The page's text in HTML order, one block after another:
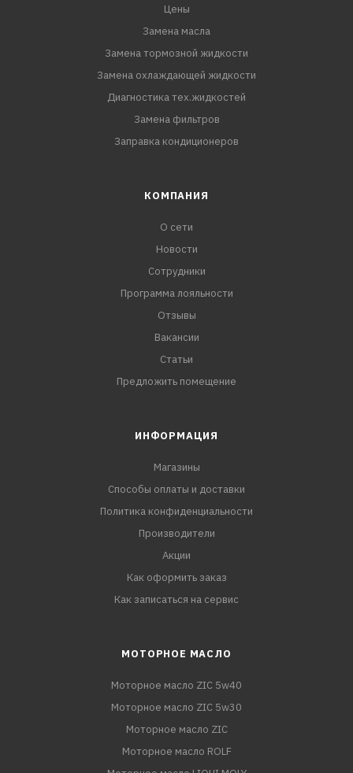
Цены
Замена масла
Замена тормозной жидкости
Замена охлаждающей жидкости
Диагностика тех.жидкостей
Замена фильтров
Заправка кондиционеров
КОМПАНИЯ
О сети
Новости
Сотрудники
Программа лояльности
Отзывы
Вакансии
Статьи
Предложить помещение
ИНФОРМАЦИЯ
Магазины
Способы оплаты и доставки
Политика конфиденциальности
Производители
Акции
Как оформить заказ
Как записаться на сервис
МОТОРНОЕ МАСЛО
Моторное масло ZIC 5w40
Моторное масло ZIC 5w30
Моторное масло ZIC
Моторное масло ROLF